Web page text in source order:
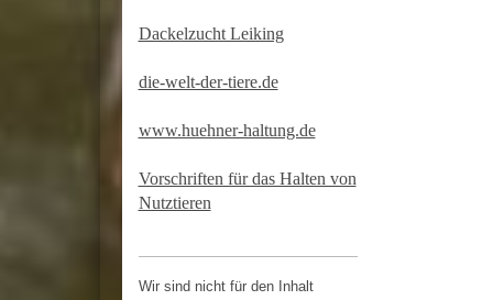
Dackelzucht Leiking
die-welt-der-tiere.de
www.huehner-haltung.de
Vorschriften für das Halten von
Nutztieren
Wir sind nicht für den Inhalt